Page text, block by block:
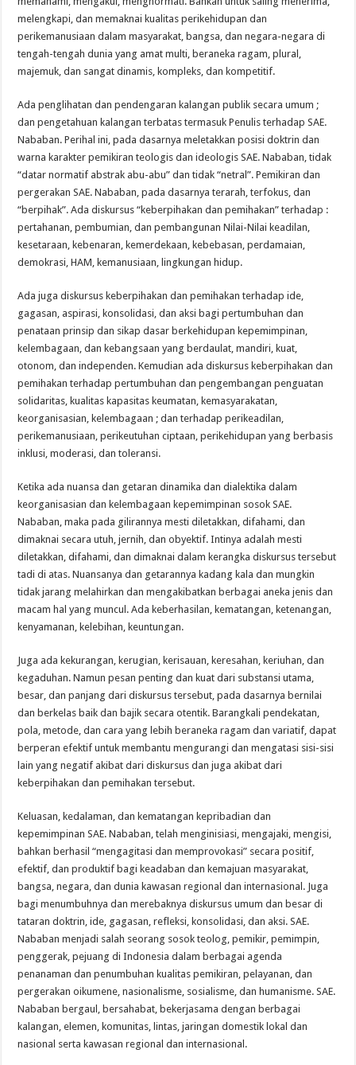
melengkapi, dan memaknai kualitas perikehidupan dan
perikemanusiaan dalam masyarakat, bangsa, dan negara-negara di
tengah-tengah dunia yang amat multi, beraneka ragam, plural,
majemuk, dan sangat dinamis, kompleks, dan kompetitif.
Ada penglihatan dan pendengaran kalangan publik secara umum ;
dan pengetahuan kalangan terbatas termasuk Penulis terhadap SAE.
Nababan. Perihal ini, pada dasarnya meletakkan posisi doktrin dan
warna karakter pemikiran teologis dan ideologis SAE. Nababan, tidak
“datar normatif abstrak abu-abu” dan tidak “netral”. Pemikiran dan
pergerakan SAE. Nababan, pada dasarnya terarah, terfokus, dan
“berpihak”. Ada diskursus “keberpihakan dan pemihakan” terhadap :
pertahanan, pembumian, dan pembangunan Nilai-Nilai keadilan,
kesetaraan, kebenaran, kemerdekaan, kebebasan, perdamaian,
demokrasi, HAM, kemanusiaan, lingkungan hidup.
Ada juga diskursus keberpihakan dan pemihakan terhadap ide,
gagasan, aspirasi, konsolidasi, dan aksi bagi pertumbuhan dan
penataan prinsip dan sikap dasar berkehidupan kepemimpinan,
kelembagaan, dan kebangsaan yang berdaulat, mandiri, kuat,
otonom, dan independen. Kemudian ada diskursus keberpihakan dan
pemihakan terhadap pertumbuhan dan pengembangan penguatan
solidaritas, kualitas kapasitas keumatan, kemasyarakatan,
keorganisasian, kelembagaan ; dan terhadap perikeadilan,
perikemanusiaan, perikeutuhan ciptaan, perikehidupan yang berbasis
inklusi, moderasi, dan toleransi.
Ketika ada nuansa dan getaran dinamika dan dialektika dalam
keorganisasian dan kelembagaan kepemimpinan sosok SAE.
Nababan, maka pada gilirannya mesti diletakkan, difahami, dan
dimaknai secara utuh, jernih, dan obyektif. Intinya adalah mesti
diletakkan, difahami, dan dimaknai dalam kerangka diskursus tersebut
tadi di atas. Nuansanya dan getarannya kadang kala dan mungkin
tidak jarang melahirkan dan mengakibatkan berbagai aneka jenis dan
macam hal yang muncul. Ada keberhasilan, kematangan, ketenangan,
kenyamanan, kelebihan, keuntungan.
Juga ada kekurangan, kerugian, kerisauan, keresahan, keriuhan, dan
kegaduhan. Namun pesan penting dan kuat dari substansi utama,
besar, dan panjang dari diskursus tersebut, pada dasarnya bernilai
dan berkelas baik dan bajik secara otentik. Barangkali pendekatan,
pola, metode, dan cara yang lebih beraneka ragam dan variatif, dapat
berperan efektif untuk membantu mengurangi dan mengatasi sisi-sisi
lain yang negatif akibat dari diskursus dan juga akibat dari
keberpihakan dan pemihakan tersebut.
Keluasan, kedalaman, dan kematangan kepribadian dan
kepemimpinan SAE. Nababan, telah menginisiasi, mengajaki, mengisi,
bahkan berhasil “mengagitasi dan memprovokasi” secara positif,
efektif, dan produktif bagi keadaban dan kemajuan masyarakat,
bangsa, negara, dan dunia kawasan regional dan internasional. Juga
bagi menumbuhnya dan merebaknya diskursus umum dan besar di
tataran doktrin, ide, gagasan, refleksi, konsolidasi, dan aksi. SAE.
Nababan menjadi salah seorang sosok teolog, pemikir, pemimpin,
penggerak, pejuang di Indonesia dalam berbagai agenda
penanaman dan penumbuhan kualitas pemikiran, pelayanan, dan
pergerakan oikumene, nasionalisme, sosialisme, dan humanisme. SAE.
Nababan bergaul, bersahabat, bekerjasama dengan berbagai
kalangan, elemen, komunitas, lintas, jaringan domestik lokal dan
nasional serta kawasan regional dan internasional.